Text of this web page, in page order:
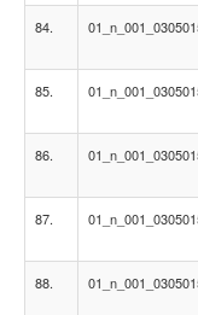
84.
85.
86.
87.
88.